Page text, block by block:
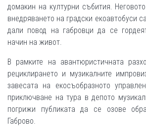
домакин на културни събития.
внедряването на градски екоавтобуси
дали повод на габровци да се
начин на живот.
В рамките на авантюристичната
рециклирането и музикалните
завесата на екосъобразното
приключване на тура в депото
погрижи публиката да се озове
Габрово.